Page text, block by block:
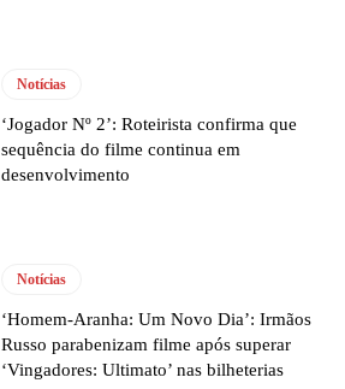
Notícias
‘Jogador Nº 2’: Roteirista confirma que
sequência do filme continua em
desenvolvimento
Notícias
‘Homem-Aranha: Um Novo Dia’: Irmãos
Russo parabenizam filme após superar
‘Vingadores: Ultimato’ nas bilheterias